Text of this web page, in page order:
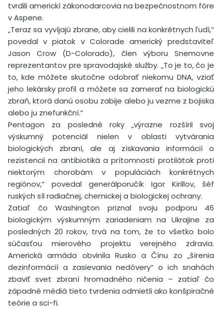
tvrdili americkí zákonodarcovia na bezpečnostnom fóre
v Aspene.
„Teraz sa vyvíjajú zbrane, aby cielili na konkrétnych ľudí,“
povedal v piatok v Colorade americký predstaviteľ
Jason Crow (D-Colorado), člen výboru Snemovne
reprezentantov pre spravodajské služby. „To je to, čo je
to, kde môžete skutočne odobrať niekomu DNA, vziať
jeho lekársky profil a môžete sa zamerať na biologickú
zbraň, ktorá danú osobu zabije alebo ju vezme z bojiska
alebo ju znefunkční.“
Pentagon za posledné roky „výrazne rozšíril svoj
výskumný potenciál nielen v oblasti vytvárania
biologických zbraní, ale aj získavania informácií o
rezistencii na antibiotiká a prítomnosti protilátok proti
niektorým chorobám v populáciách konkrétnych
regiónov,“ povedal generálporučík Igor Kirillov, šéf
ruských síl radiačnej, chemickej a biologickej ochrany.
Zatiaľ čo Washington priznal svoju podporu 46
biologickým výskumným zariadeniam na Ukrajine za
posledných 20 rokov, trvá na tom, že to všetko bolo
súčasťou mierového projektu verejného zdravia.
Americká armáda obvinila Rusko a Čínu zo „šírenia
dezinformácií a zasievania nedôvery“ o ich snahách
zbaviť svet zbraní hromadného ničenia – zatiaľ čo
západné médiá tieto tvrdenia odmietli ako konšpiračné
teórie a sci-fi.